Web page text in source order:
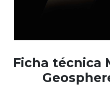
Ficha técnica